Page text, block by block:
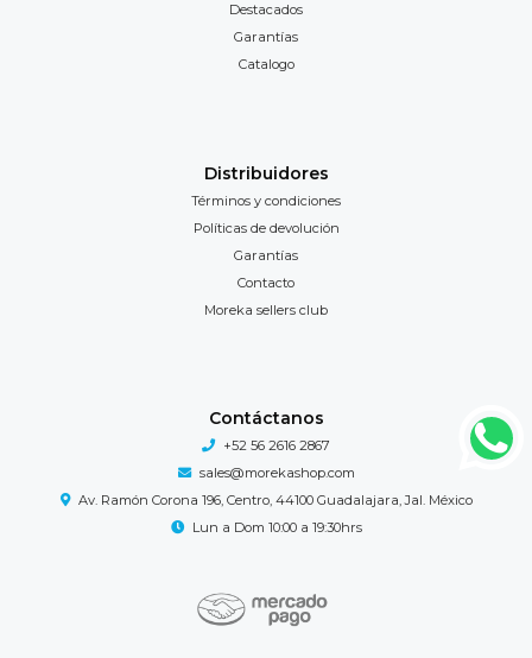
Destacados
Garantías
Catalogo
Distribuidores
Términos y condiciones
Políticas de devolución
Garantías
Contacto
Moreka sellers club
Contáctanos
+52 56 2616 2867
sales@morekashop.com
Av. Ramón Corona 196, Centro, 44100 Guadalajara, Jal. México
Lun a Dom 10:00 a 19:30hrs